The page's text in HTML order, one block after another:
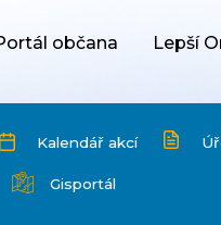
občana Lepší
Kalendář akcí
Gisportál